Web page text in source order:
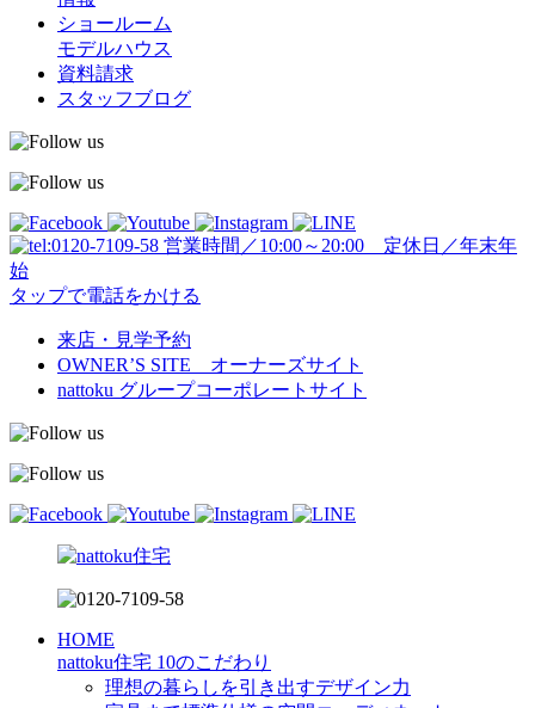
ショールーム
モデルハウス
資料請求
スタッフブログ
営業時間／10:00～20:00 定休日／年末年
始
タップで電話をかける
来店・見学予約
OWNER’S SITE オーナーズサイト
nattoku グループコーポレートサイト
HOME
nattoku住宅 10のこだわり
理想の暮らしを引き出すデザイン力